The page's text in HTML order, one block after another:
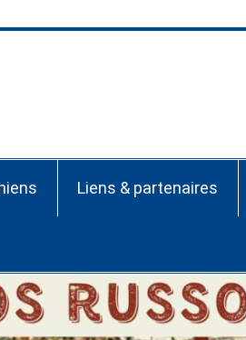
Liens & partenaires